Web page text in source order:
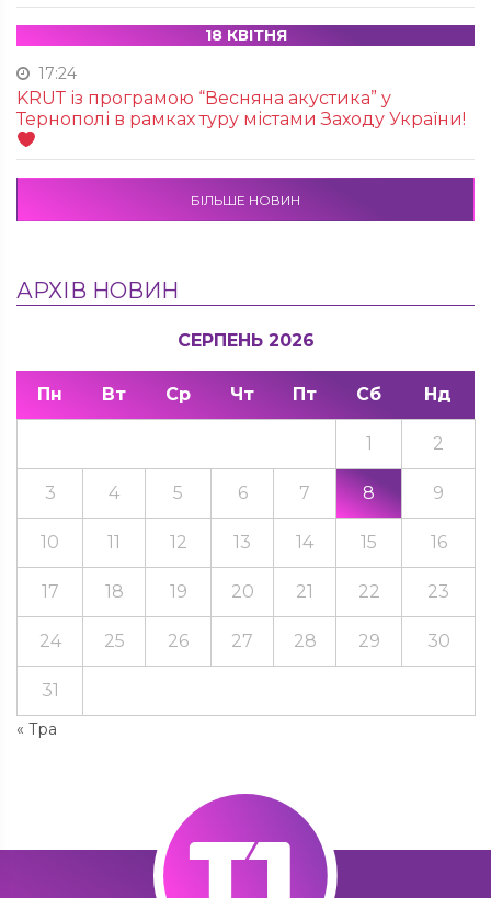
18 КВІТНЯ
17:24
KRUТ із програмою “Весняна акустика” у
Тернополі в рамках туру містами Заходу України!
БІЛЬШЕ НОВИН
АРХІВ НОВИН
СЕРПЕНЬ 2026
Пн Вт Ср Чт Пт Сб Нд
« Тра
1 2
3 4 5 6 7 8 9
10 11 12 13 14 15 16
17 18 19 20 21 22 23
24 25 26 27 28 29 30
31